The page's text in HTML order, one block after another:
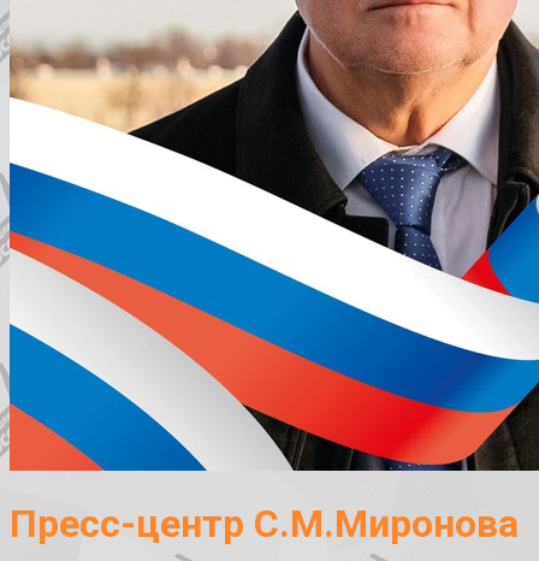
Пресс-центр С.М.Миронова